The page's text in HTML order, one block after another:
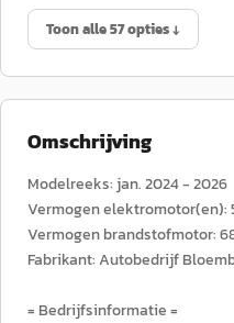
Toon alle 57 opties ↓
Omschrijving
Modelreeks: jan. 2024 - 2026
Vermogen elektromotor(en):
Vermogen brandstofmotor:
Fabrikant: Autobedrijf
= Bedrijfsinformatie =